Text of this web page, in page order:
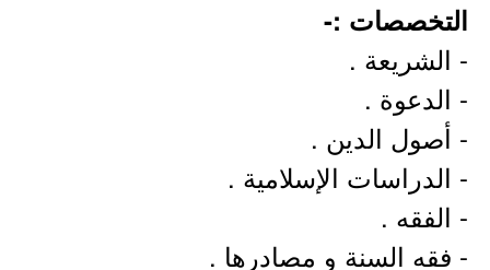
التخصصات :-
- الشريعة .
- الدعوة .
- أصول الدين .
- الدراسات الإسلامية .
- الفقه .
- فقه السنة و مصادرها .